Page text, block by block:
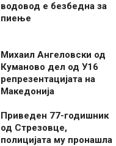
водовод е безбедна за
пиење
Михаил Ангеловски од
Куманово дел од У16
репрезентацијата на
Македонија
Приведен 77-годишник
од Стрезовце,
полицијата му пронашла